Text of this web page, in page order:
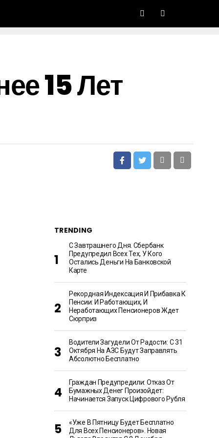
15 Лет
TRENDING
С Завтрашнего Дня. Сбербанк
Предупредил Всех Тех, У Кого
Остались Деньги На Банковской
Карте
Рекордная Индексация И Прибавка К
Пенсии: И Работающих, И
Неработающих Пенсионеров Ждет
Сюрприз
Водители Загудели От Радости: С 31
Октября На АЗС Будут Заправлять
Абсолютно Бесплатно
Граждан Предупредили: Отказ От
Бумажных Денег Произойдет:
Начинается Запуск Цифрового Рубля
«Уже В Пятницу Будет Бесплатно
Для Всех Пенсионеров». Новая